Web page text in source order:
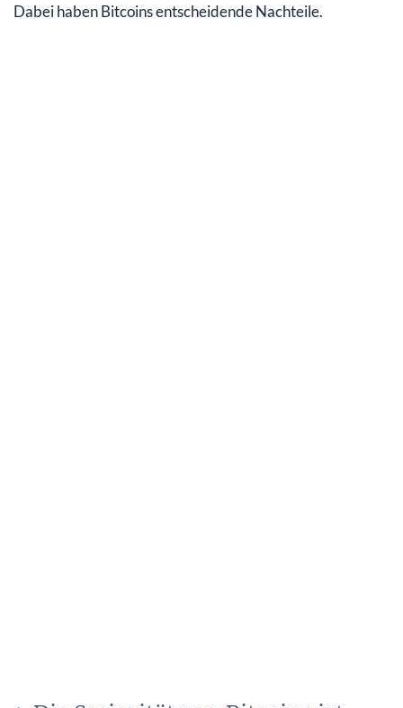
Dabei haben Bitcoins entscheidende Nachteile.